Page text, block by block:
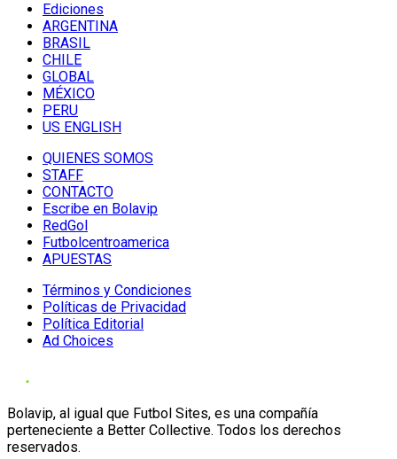
Ediciones
ARGENTINA
BRASIL
CHILE
GLOBAL
MÉXICO
PERU
US ENGLISH
QUIENES SOMOS
STAFF
CONTACTO
Escribe en Bolavip
RedGol
Futbolcentroamerica
APUESTAS
Términos y Condiciones
Políticas de Privacidad
Política Editorial
Ad Choices
Bolavip, al igual que Futbol Sites, es una compañía
perteneciente a Better Collective. Todos los derechos
reservados.